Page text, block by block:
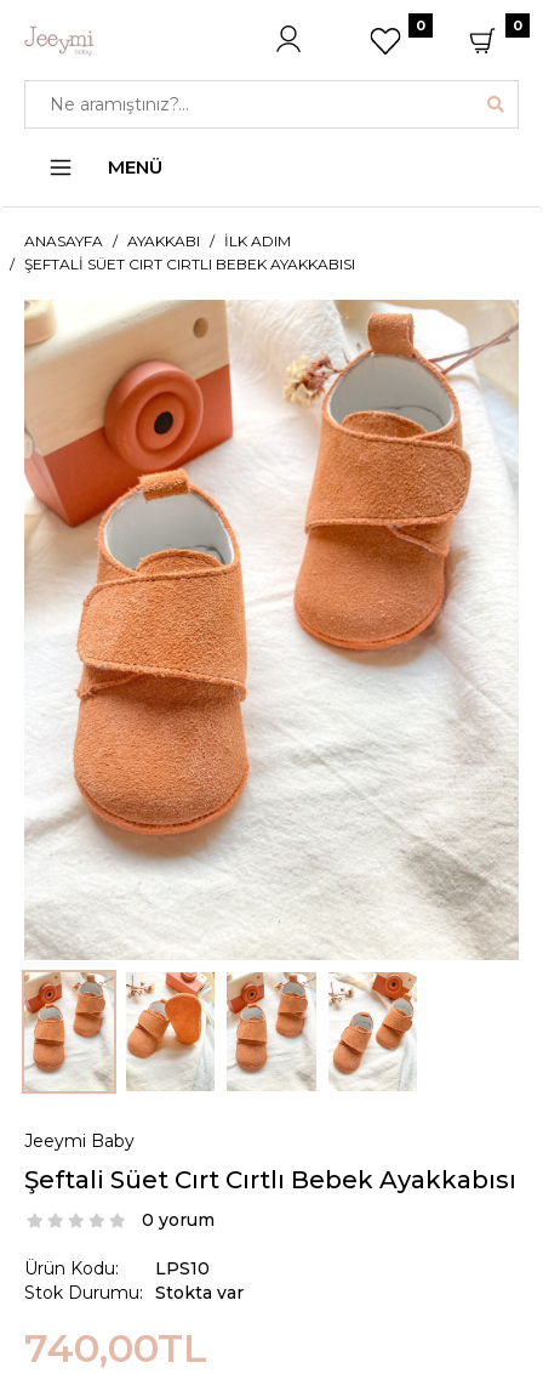
0 0
MENÜ
ANASAYFA AYAKKABI
İLK ADIM
ŞEFTALI SÜET CIRT CIRTLI BEBEK AYAKKABISI
Jeeymi Baby
Şeftali Süet Cırt Cırtlı Bebek Ayakkabısı
0 yorum
Ürün Kodu:
Stok Durumu:
LPS10
Stokta var
740,00TL